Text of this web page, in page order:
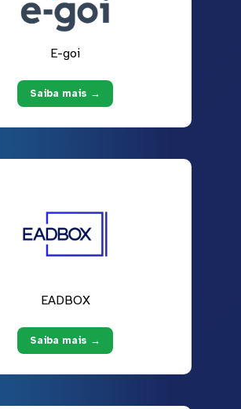
E-goi
Saiba mais →
EADBOX
Saiba mais →